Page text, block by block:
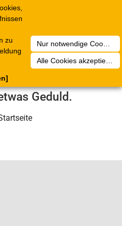
zu
Nur notwendige Cookies akzeptieren
Alle Cookies akzeptieren
Fehler
Service-Team wird
kümmern. Wir
Geduld.